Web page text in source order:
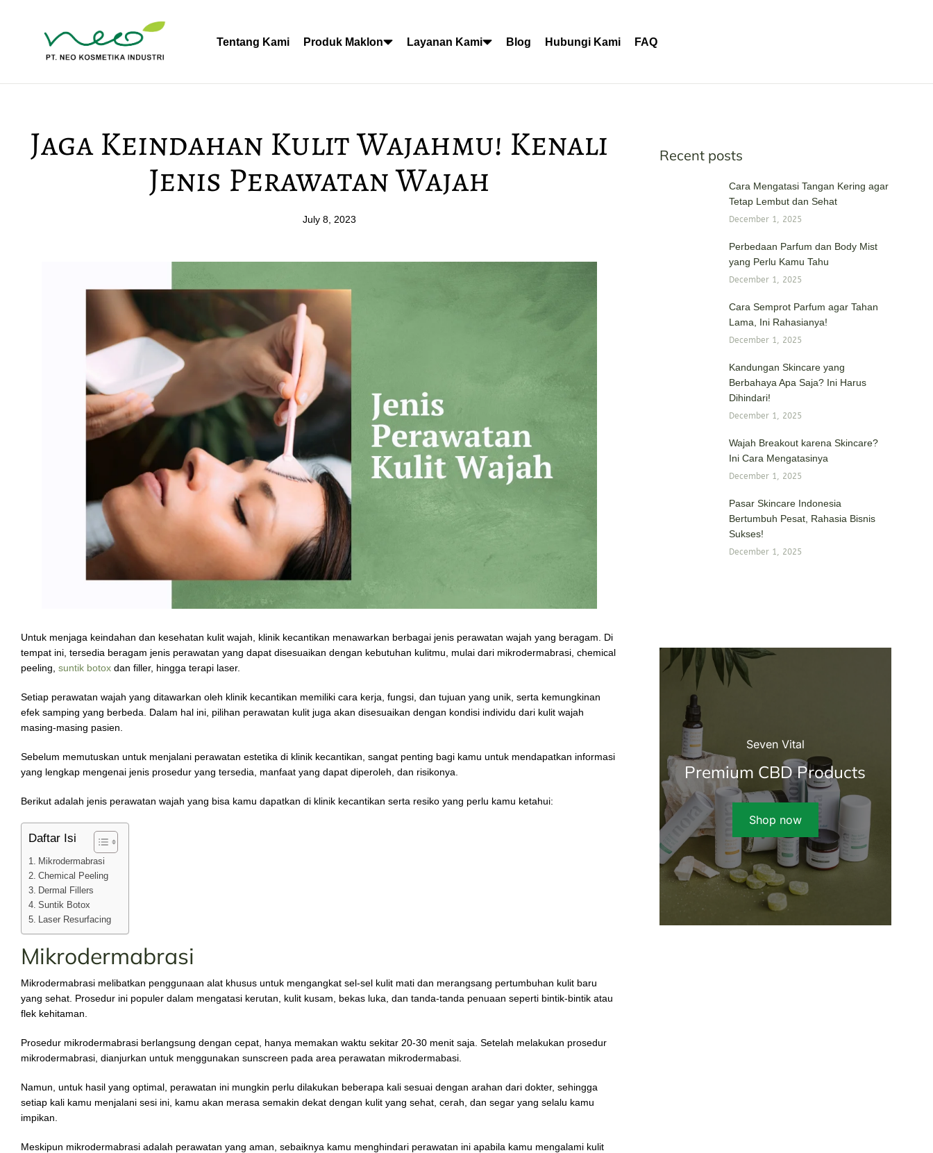
Tentang Kami Produk Maklon Layanan Kami Blog Hubungi Kami FAQ
Jaga Keindahan Kulit Wajahmu! Kenali
Jenis Perawatan Wajah
July 8, 2023
Untuk menjaga keindahan dan kesehatan kulit wajah, klinik kecantikan menawarkan berbagai jenis perawatan wajah yang beragam. Di
tempat ini, tersedia beragam jenis perawatan yang dapat disesuaikan dengan kebutuhan kulitmu, mulai dari mikrodermabrasi, chemical
peeling, suntik botox dan filler, hingga terapi laser.
Setiap perawatan wajah yang ditawarkan oleh klinik kecantikan memiliki cara kerja, fungsi, dan tujuan yang unik, serta kemungkinan
efek samping yang berbeda. Dalam hal ini, pilihan perawatan kulit juga akan disesuaikan dengan kondisi individu dari kulit wajah
masing-masing pasien.
Sebelum memutuskan untuk menjalani perawatan estetika di klinik kecantikan, sangat penting bagi kamu untuk mendapatkan informasi
yang lengkap mengenai jenis prosedur yang tersedia, manfaat yang dapat diperoleh, dan risikonya.
Berikut adalah jenis perawatan wajah yang bisa kamu dapatkan di klinik kecantikan serta resiko yang perlu kamu ketahui:
Daftar Isi
Mikrodermabrasi
Chemical Peeling
Dermal Fillers
Suntik Botox
Laser Resurfacing
Mikrodermabrasi
Mikrodermabrasi melibatkan penggunaan alat khusus untuk mengangkat sel-sel kulit mati dan merangsang pertumbuhan kulit baru
yang sehat. Prosedur ini populer dalam mengatasi kerutan, kulit kusam, bekas luka, dan tanda-tanda penuaan seperti bintik-bintik atau
flek kehitaman.
Prosedur mikrodermabrasi berlangsung dengan cepat, hanya memakan waktu sekitar 20-30 menit saja. Setelah melakukan prosedur
mikrodermabrasi, dianjurkan untuk menggunakan sunscreen pada area perawatan mikrodermabasi.
Namun, untuk hasil yang optimal, perawatan ini mungkin perlu dilakukan beberapa kali sesuai dengan arahan dari dokter, sehingga
setiap kali kamu menjalani sesi ini, kamu akan merasa semakin dekat dengan kulit yang sehat, cerah, dan segar yang selalu kamu
impikan.
Meskipun mikrodermabrasi adalah perawatan yang aman, sebaiknya kamu menghindari perawatan ini apabila kamu mengalami kulit
Recent posts
Cara Mengatasi Tangan Kering agar
Tetap Lembut dan Sehat
December 1, 2025
Perbedaan Parfum dan Body Mist
yang Perlu Kamu Tahu
December 1, 2025
Cara Semprot Parfum agar Tahan
Lama, Ini Rahasianya!
December 1, 2025
Kandungan Skincare yang
Berbahaya Apa Saja? Ini Harus
Dihindari!
December 1, 2025
Wajah Breakout karena Skincare?
Ini Cara Mengatasinya
December 1, 2025
Pasar Skincare Indonesia
Bertumbuh Pesat, Rahasia Bisnis
Sukses!
December 1, 2025
Seven Vital
Premium CBD Products
Shop now